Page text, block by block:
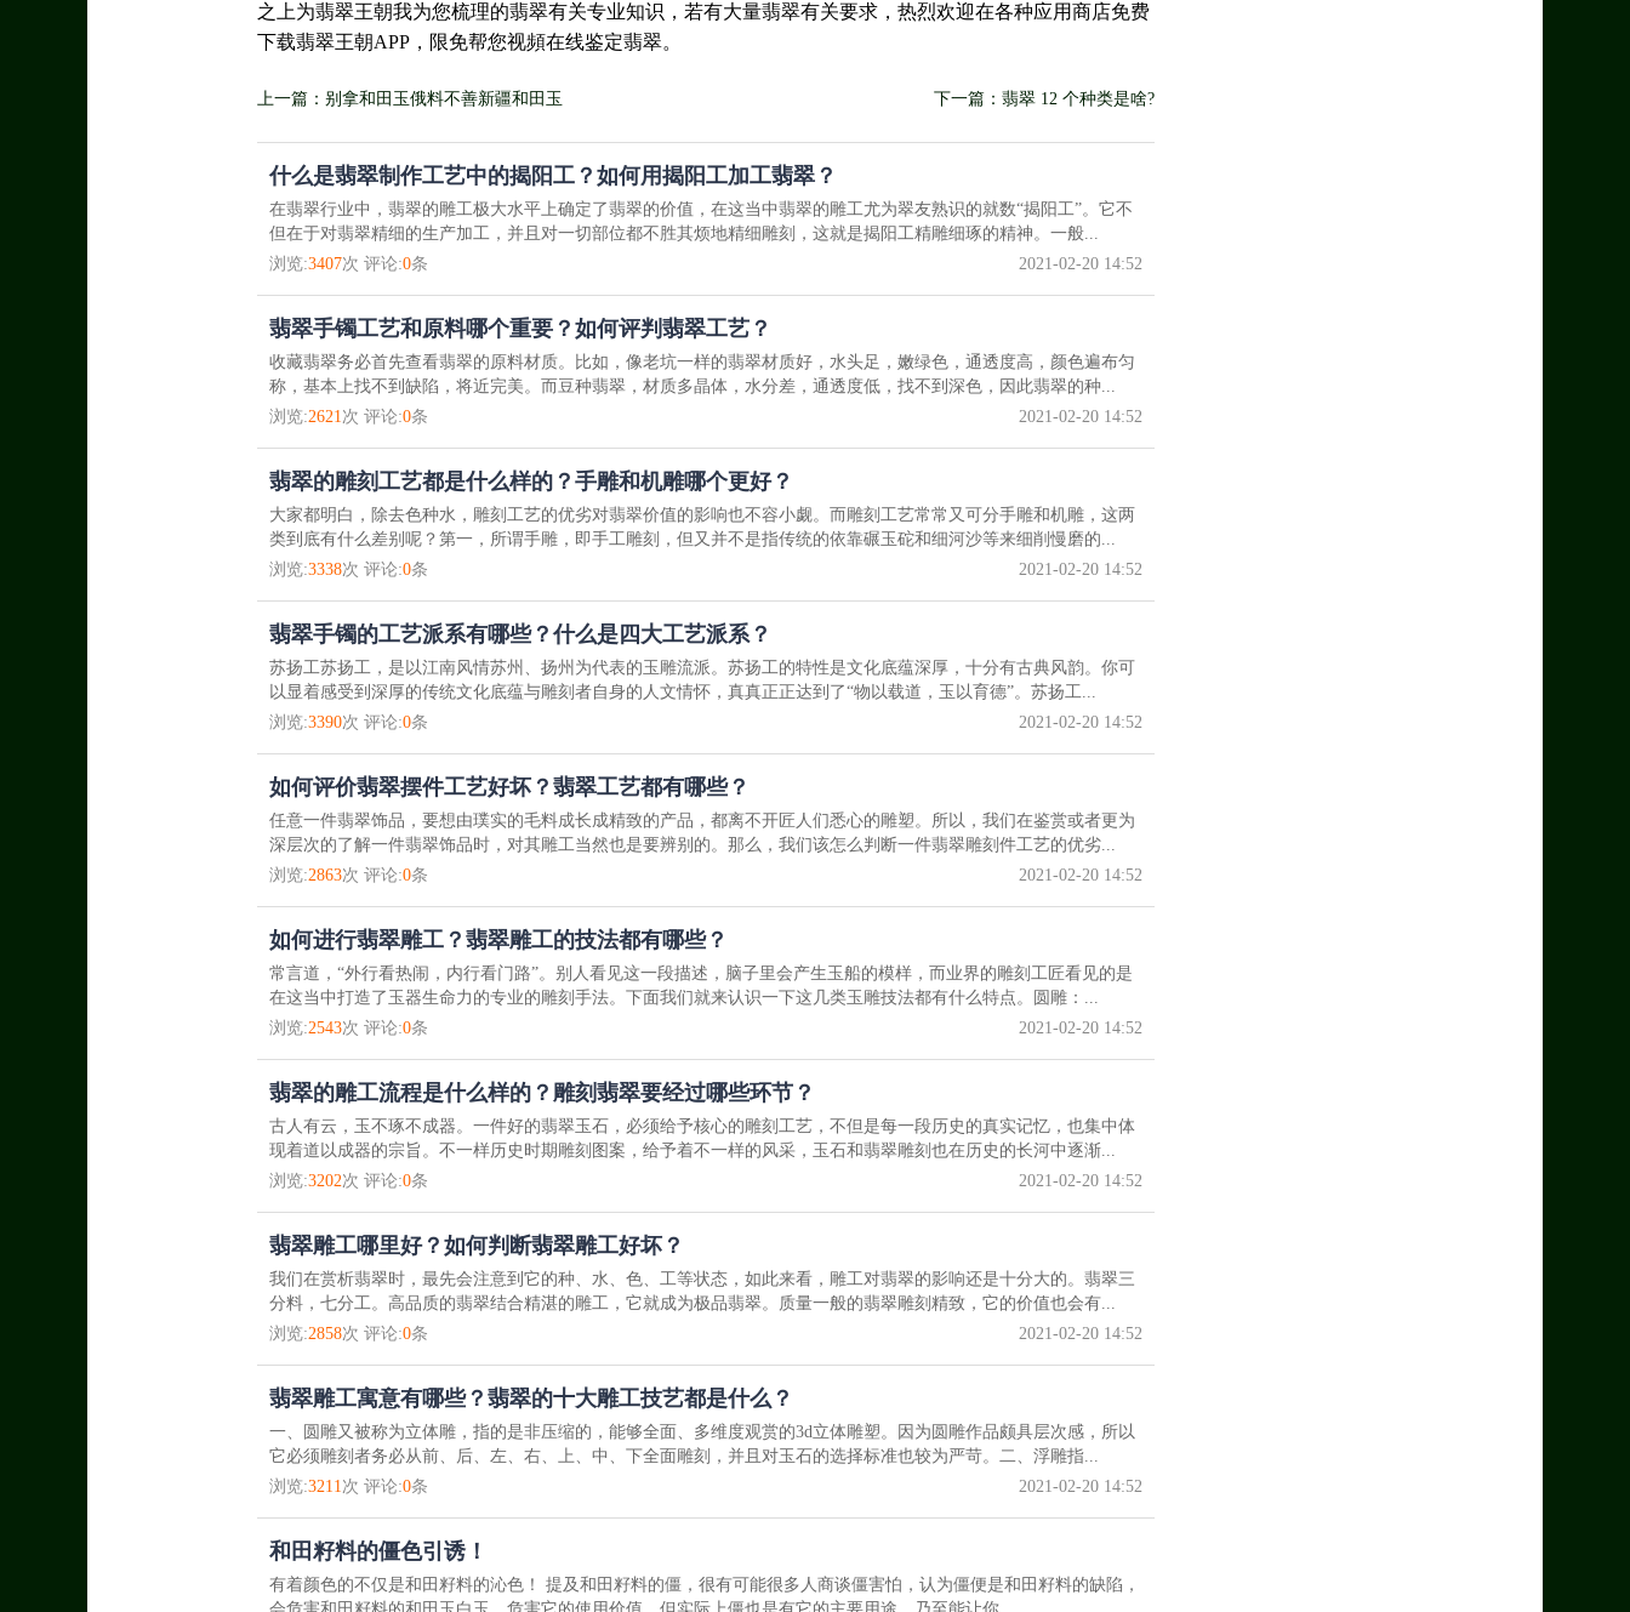
之上为翡翠王朝我为您梳理的翡翠有关专业知识，若有大量翡翠有关要求，热烈欢迎在各种应用商店免费
下载翡翠王朝APP，限免帮您视頻在线鉴定翡翠。
上一篇：别拿和田玉俄料不善新疆和田玉 下一篇：翡翠 12 个种类是啥?
什么是翡翠制作工艺中的揭阳工？如何用揭阳工加工翡翠？
在翡翠行业中，翡翠的雕工极大水平上确定了翡翠的价值，在这当中翡翠的雕工尤为翠友熟识的就数“揭阳工”。它不
但在于对翡翠精细的生产加工，并且对一切部位都不胜其烦地精细雕刻，这就是揭阳工精雕细琢的精神。一般...
浏览:3407次 评论:0条 2021-02-20 14:52
翡翠手镯工艺和原料哪个重要？如何评判翡翠工艺？
收藏翡翠务必首先查看翡翠的原料材质。比如，像老坑一样的翡翠材质好，水头足，嫩绿色，通透度高，颜色遍布匀
称，基本上找不到缺陷，将近完美。而豆种翡翠，材质多晶体，水分差，通透度低，找不到深色，因此翡翠的种...
浏览:2621次 评论:0条 2021-02-20 14:52
翡翠的雕刻工艺都是什么样的？手雕和机雕哪个更好？
大家都明白，除去色种水，雕刻工艺的优劣对翡翠价值的影响也不容小觑。而雕刻工艺常常又可分手雕和机雕，这两
类到底有什么差别呢？第一，所谓手雕，即手工雕刻，但又并不是指传统的依靠碾玉砣和细河沙等来细削慢磨的...
浏览:3338次 评论:0条 2021-02-20 14:52
翡翠手镯的工艺派系有哪些？什么是四大工艺派系？
苏扬工苏扬工，是以江南风情苏州、扬州为代表的玉雕流派。苏扬工的特性是文化底蕴深厚，十分有古典风韵。你可
以显着感受到深厚的传统文化底蕴与雕刻者自身的人文情怀，真真正正达到了“物以载道，玉以育德”。苏扬工...
浏览:3390次 评论:0条 2021-02-20 14:52
如何评价翡翠摆件工艺好坏？翡翠工艺都有哪些？
任意一件翡翠饰品，要想由璞实的毛料成长成精致的产品，都离不开匠人们悉心的雕塑。所以，我们在鉴赏或者更为
深层次的了解一件翡翠饰品时，对其雕工当然也是要辨别的。那么，我们该怎么判断一件翡翠雕刻件工艺的优劣...
浏览:2863次 评论:0条 2021-02-20 14:52
如何进行翡翠雕工？翡翠雕工的技法都有哪些？
常言道，“外行看热闹，内行看门路”。别人看见这一段描述，脑子里会产生玉船的模样，而业界的雕刻工匠看见的是
在这当中打造了玉器生命力的专业的雕刻手法。下面我们就来认识一下这几类玉雕技法都有什么特点。圆雕：...
浏览:2543次 评论:0条 2021-02-20 14:52
翡翠的雕工流程是什么样的？雕刻翡翠要经过哪些环节？
古人有云，玉不琢不成器。一件好的翡翠玉石，必须给予核心的雕刻工艺，不但是每一段历史的真实记忆，也集中体
现着道以成器的宗旨。不一样历史时期雕刻图案，给予着不一样的风采，玉石和翡翠雕刻也在历史的长河中逐渐...
浏览:3202次 评论:0条 2021-02-20 14:52
翡翠雕工哪里好？如何判断翡翠雕工好坏？
我们在赏析翡翠时，最先会注意到它的种、水、色、工等状态，如此来看，雕工对翡翠的影响还是十分大的。翡翠三
分料，七分工。高品质的翡翠结合精湛的雕工，它就成为极品翡翠。质量一般的翡翠雕刻精致，它的价值也会有...
浏览:2858次 评论:0条 2021-02-20 14:52
翡翠雕工寓意有哪些？翡翠的十大雕工技艺都是什么？
一、圆雕又被称为立体雕，指的是非压缩的，能够全面、多维度观赏的3d立体雕塑。因为圆雕作品颇具层次感，所以
它必须雕刻者务必从前、后、左、右、上、中、下全面雕刻，并且对玉石的选择标准也较为严苛。二、浮雕指...
浏览:3211次 评论:0条 2021-02-20 14:52
和田籽料的僵色引诱！
有着颜色的不仅是和田籽料的沁色！ 提及和田籽料的僵，很有可能很多人商谈僵害怕，认为僵便是和田籽料的缺陷，